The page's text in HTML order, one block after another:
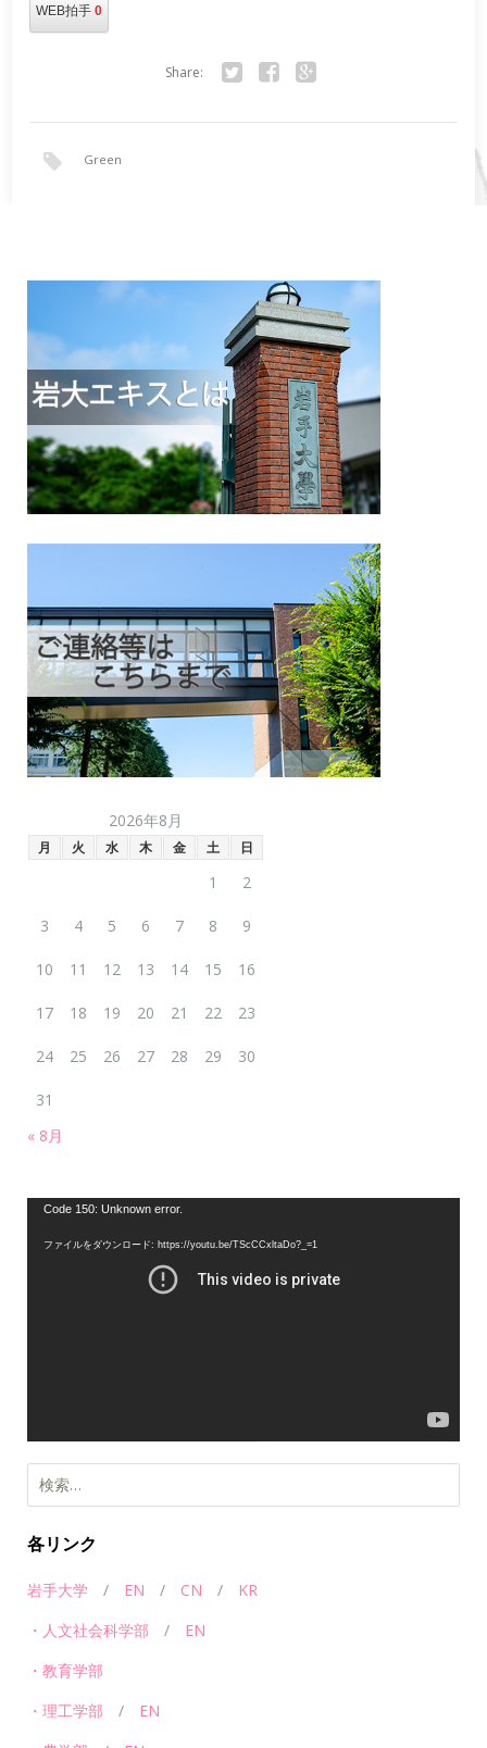
WEB拍手0
Share:
Green
2026年8月
月 火 水 木 金 土 日
1 2
3 4 5 6 7 8 9
10 11 12 13 14 15 16
17 18 19 20 21 22 23
24 25 26 27 28 29 30
31
« 8月
Code 150: Unknown error.
ファイルをダウンロード: https://youtu.be/TScCCxltaDo?_=1
各リンク
岩手大学 / EN / CN / KR
・人文社会科学部 / EN
・教育学部
・理工学部 / EN